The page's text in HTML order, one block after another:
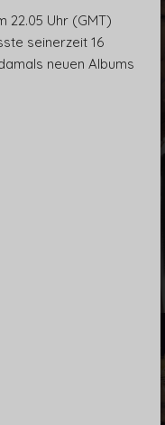
22.05 Uhr (GMT)
seinerzeit 16
neuen Albums